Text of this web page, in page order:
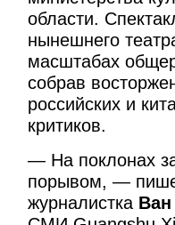
области.
нынешнего
масштабах
собрав
российских и
критиков.
— На поклонах
порывом, —
журналистка